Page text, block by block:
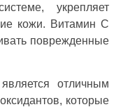
укрепляет
кожи. Витамин С
поврежденные
отличным
которые